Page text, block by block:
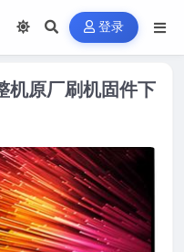
登录
机原厂刷机固件下